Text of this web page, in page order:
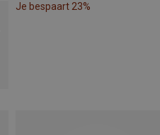
Je bespaart 23%